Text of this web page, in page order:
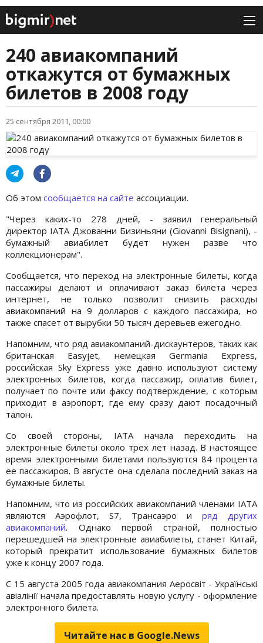
240 авиакомпаний
откажутся от бумажных
билетов в 2008 году
25 сентября 2011, 00:00
Об этом сообщается на сайте ассоциации.
"Через каких-то 278 дней, - заявил генеральный
директор IATA Джованни Бизиньяни (Giovanni Bisignani), -
бумажный авиабилет будет нужен разве что
коллекционерам".
Сообщается, что переход на электронные билеты, когда
пассажиры делают и оплачивают заказ билета через
интернет, не только позволит снизить расходы
авиакомпаний на 9 долларов с каждого пассажира, но
также спасет от вырубки 50 тысяч деревьев ежегодно.
Напомним, что ряд авиакомпаний-дискаунтеров, таких как
британская Easyjet, немецкая Germania Express,
российская Sky Express уже давно используют систему
электронных билетов, когда пассажир, оплатив билет,
получает по почте или факсу подтверждение, с которым
приходит в аэропорт, где ему сразу дают посадочный
талон.
Со своей стороны, IATA начала переходить на
электронные билеты около трех лет назад. В настоящее
время электронными билетами пользуются 84 процента
ее пассажиров. В августе она сделала последний заказ на
бумажные билеты.
Напомним, что из российских авиакомпаний членами IATA
являются Аэрофлот, S7, Трансаэро и ряд других
авиакомпаний. Однако первой страной, полностью
перешедшей на электронные авиабилеты, станет Китай,
который прекратит использование бумажных билетов
уже к концу 2007 года.
С 15 августа 2005 года авиакомпания Аеросвіт - Українські
авіалінії начала предоставлять новую услугу - оформление
электронного билета.
Читайте нас в Google.News